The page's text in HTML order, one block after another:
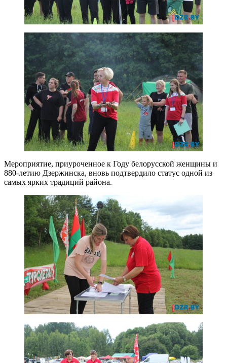
Мероприятие, приуроченное к Году белорусской женщины и
880-летию Дзержинска, вновь подтвердило статус одной из
самых ярких традиций района.